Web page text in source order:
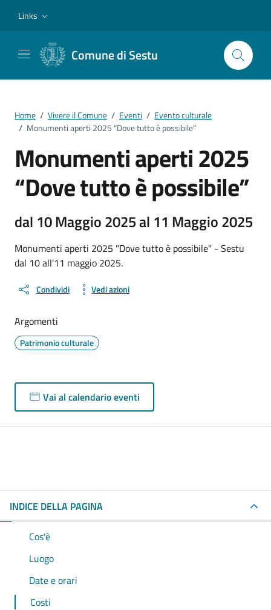
Links
Comune di Sestu
Home / Vivere il Comune / Eventi / Evento culturale
/ Monumenti aperti 2025 “Dove tutto è possibile”
Monumenti aperti 2025
“Dove tutto è possibile”
dal 10 Maggio 2025 al 11 Maggio 2025
Monumenti aperti 2025 "Dove tutto è possibile" - Sestu
dal 10 all'11 maggio 2025.
Condividi Vedi azioni
Argomenti
Patrimonio culturale
Vai al calendario eventi
INDICE DELLA PAGINA
Cos'è
Luogo
Date e orari
Costi